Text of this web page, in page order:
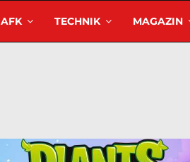
AFK TECHNIK MAGAZIN